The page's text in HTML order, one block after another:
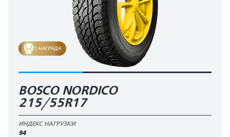
1 НАГРАДА
BOSCO NORDICO
215/55R17
ИНДЕКС НАГРУЗКИ
94